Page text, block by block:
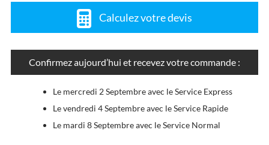
Calculez votre devis
Confirmez aujourd’hui et recevez votre commande :
Le mercredi 2 Septembre avec le Service Express
Le vendredi 4 Septembre avec le Service Rapide
Le mardi 8 Septembre avec le Service Normal